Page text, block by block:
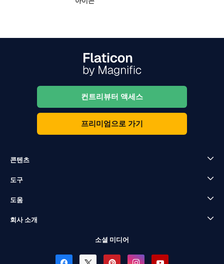
컨트리뷰터 액세스
프리미엄으로 가기
콘텐츠
도구
도움
회사 소개
소셜 미디어